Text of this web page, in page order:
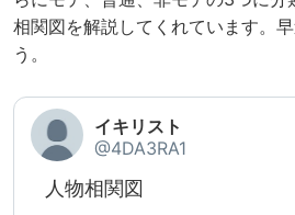
相関図を解説してくれています。
う。
イキリスト
@4DA3RA1
人物相関図